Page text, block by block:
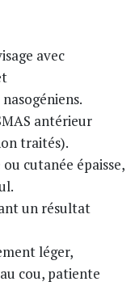
avec
antérieur
traités).
cutanée épaisse,
un résultat
léger,
cou, patiente